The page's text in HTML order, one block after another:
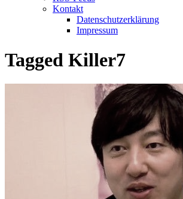
Kontakt
Datenschutzerklärung
Impressum
Tagged Killer7